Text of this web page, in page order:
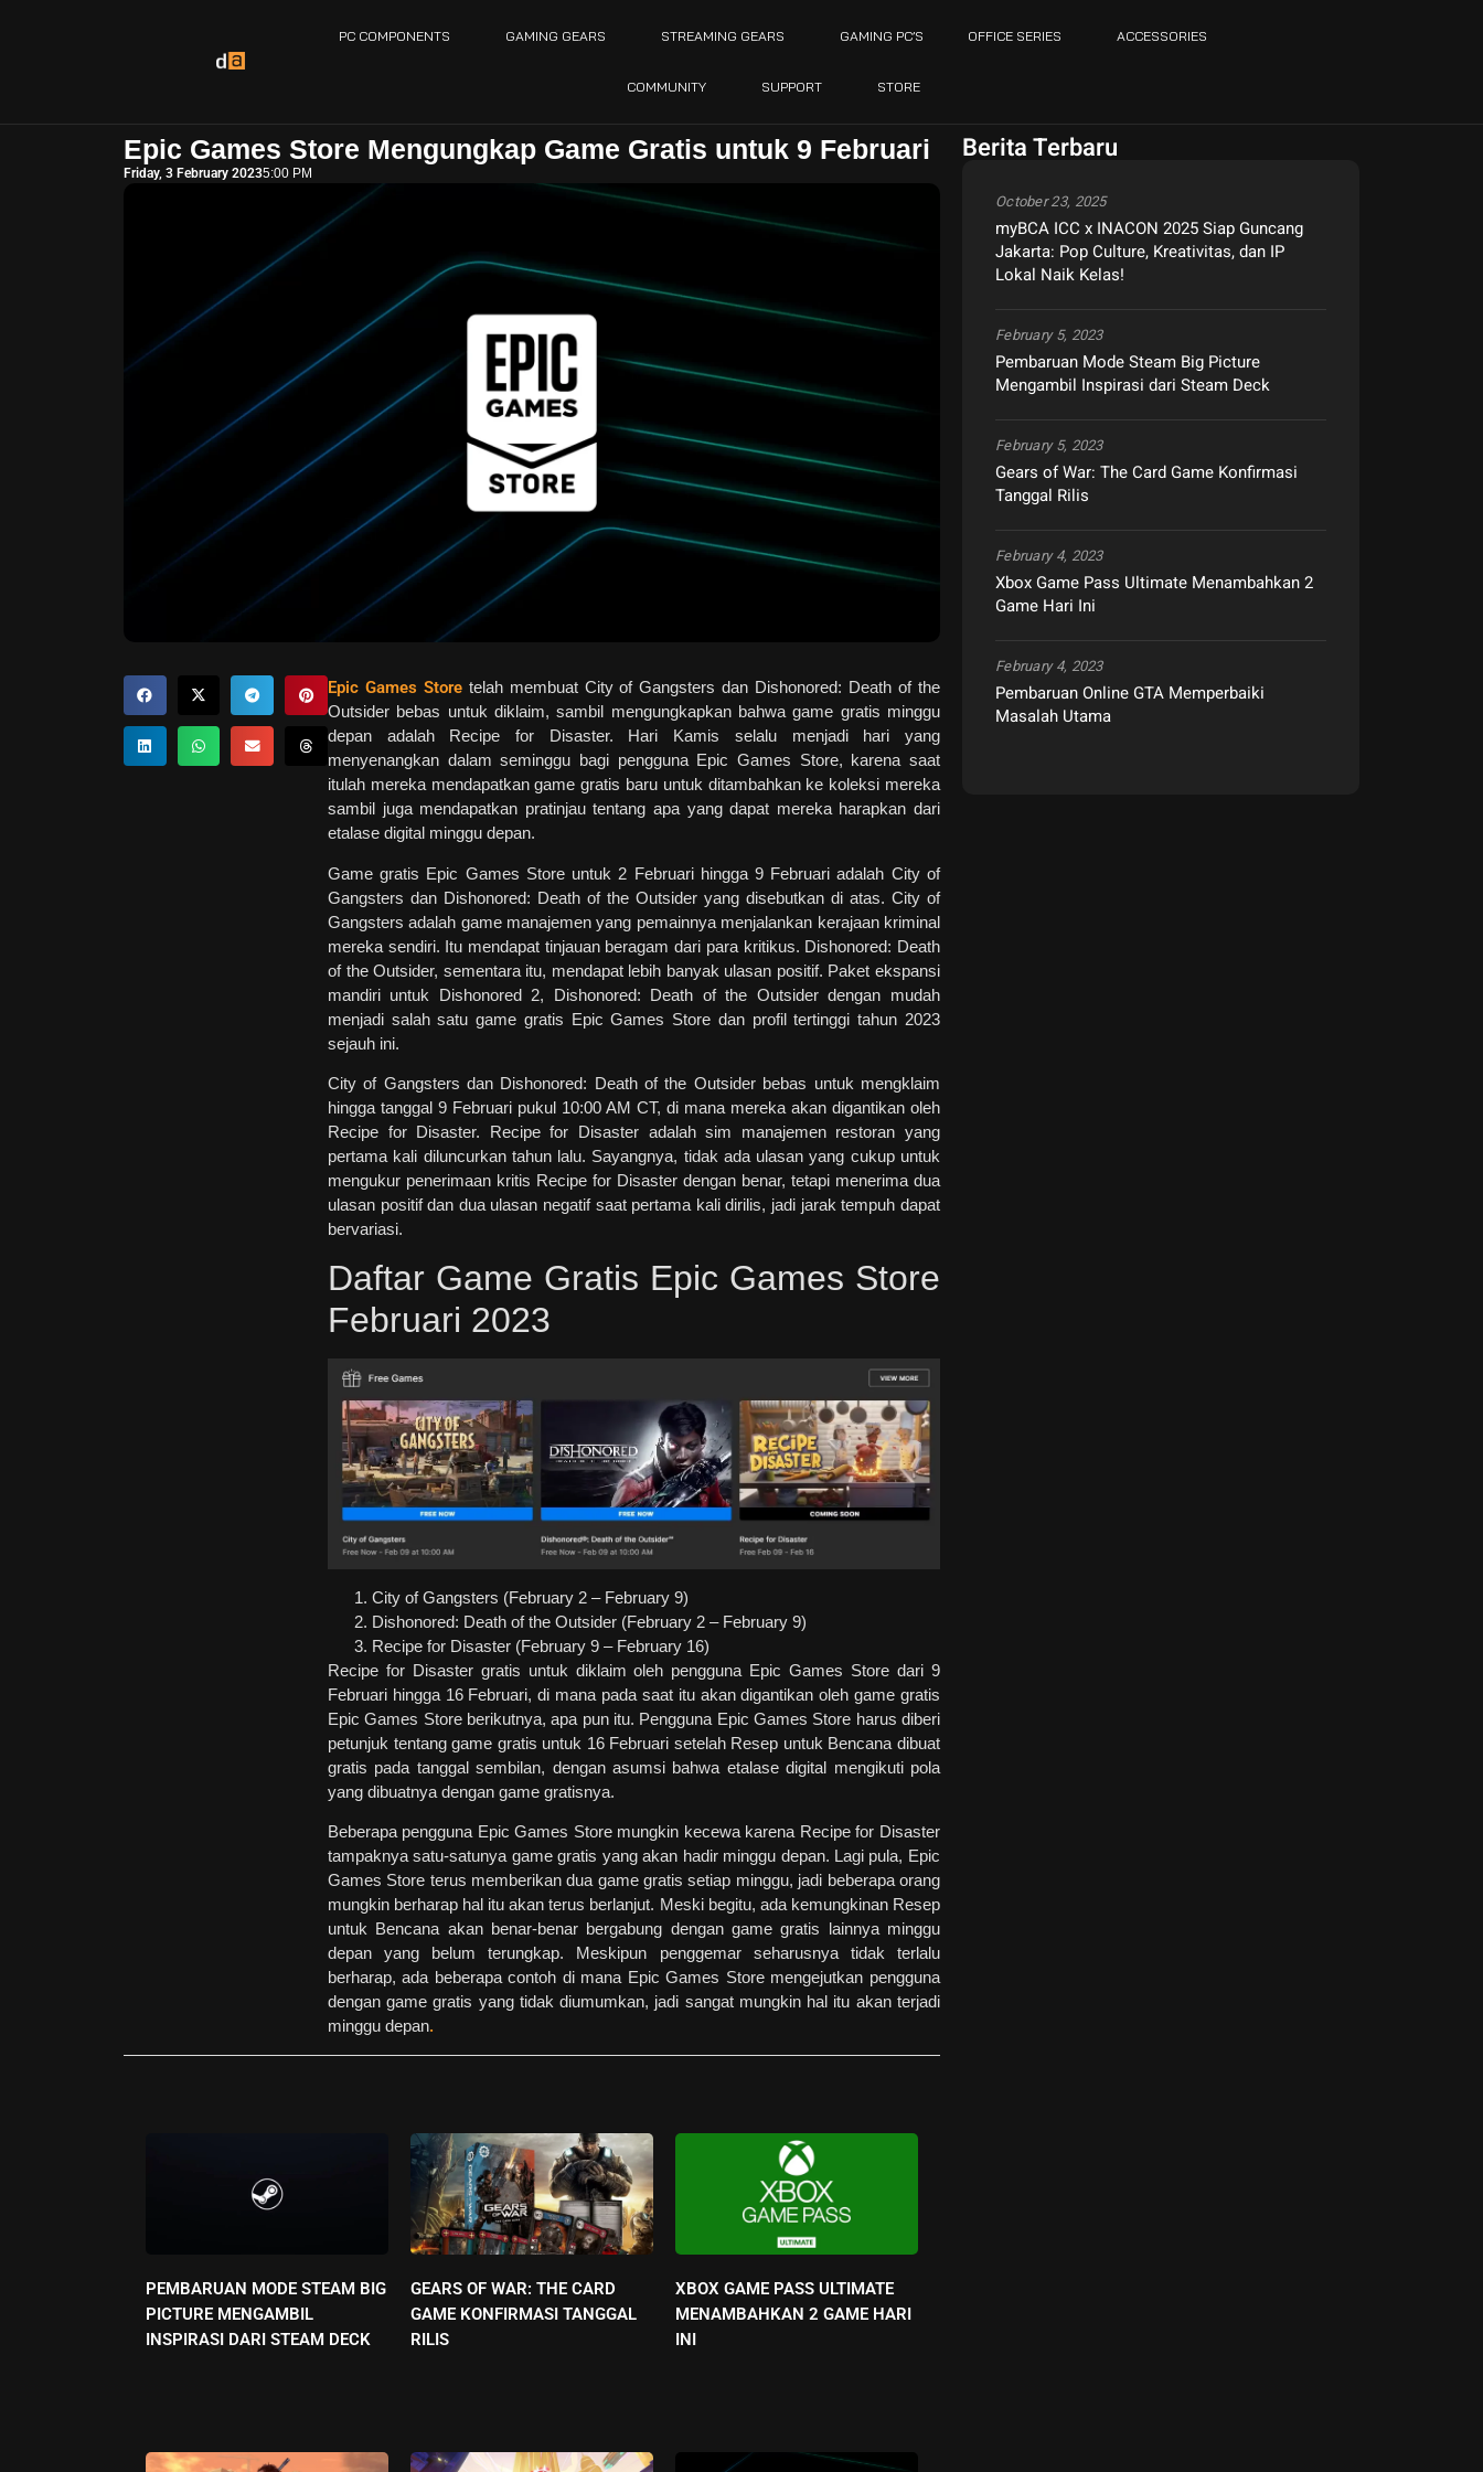
PC COMPONENTS GAMING GEARS STREAMING GEARS GAMING PC’S OFFICE SERIES ACCESSORIES
COMMUNITY SUPPORT STORE
Epic Games Store Mengungkap Game Gratis untuk 9 Februari
Friday, 3 February 20235:00 PM
Epic Games Storetelah membuat City of Gangsters dan Dishonored: Death of the
Outsider bebas untuk diklaim, sambil mengungkapkan bahwa game gratis minggu
depan adalah Recipe for Disaster. Hari Kamis selalu menjadi hari yang
menyenangkan dalam seminggu bagi pengguna Epic Games Store, karena saat
itulah mereka mendapatkan game gratis baru untuk ditambahkan ke koleksi mereka
sambil juga mendapatkan pratinjau tentang apa yang dapat mereka harapkan dari
etalase digital minggu depan.
Game gratis Epic Games Store untuk 2 Februari hingga 9 Februari adalah City of
Gangsters dan Dishonored: Death of the Outsider yang disebutkan di atas. City of
Gangsters adalah game manajemen yang pemainnya menjalankan kerajaan kriminal
mereka sendiri. Itu mendapat tinjauan beragam dari para kritikus. Dishonored: Death
of the Outsider, sementara itu, mendapat lebih banyak ulasan positif. Paket ekspansi
mandiri untuk Dishonored 2, Dishonored: Death of the Outsider dengan mudah
menjadi salah satu game gratis Epic Games Store dan profil tertinggi tahun 2023
sejauh ini.
City of Gangsters dan Dishonored: Death of the Outsider bebas untuk mengklaim
hingga tanggal 9 Februari pukul 10:00 AM CT, di mana mereka akan digantikan oleh
Recipe for Disaster. Recipe for Disaster adalah sim manajemen restoran yang
pertama kali diluncurkan tahun lalu. Sayangnya, tidak ada ulasan yang cukup untuk
mengukur penerimaan kritis Recipe for Disaster dengan benar, tetapi menerima dua
ulasan positif dan dua ulasan negatif saat pertama kali dirilis, jadi jarak tempuh dapat
bervariasi.
Daftar Game Gratis Epic Games Store
Februari 2023
City of Gangsters (February 2 – February 9)
Dishonored: Death of the Outsider (February 2 – February 9)
Recipe for Disaster (February 9 – February 16)
Recipe for Disaster gratis untuk diklaim oleh pengguna Epic Games Store dari 9
Februari hingga 16 Februari, di mana pada saat itu akan digantikan oleh game gratis
Epic Games Store berikutnya, apa pun itu. Pengguna Epic Games Store harus diberi
petunjuk tentang game gratis untuk 16 Februari setelah Resep untuk Bencana dibuat
gratis pada tanggal sembilan, dengan asumsi bahwa etalase digital mengikuti pola
yang dibuatnya dengan game gratisnya.
Beberapa pengguna Epic Games Store mungkin kecewa karena Recipe for Disaster
tampaknya satu-satunya game gratis yang akan hadir minggu depan. Lagi pula, Epic
Games Store terus memberikan dua game gratis setiap minggu, jadi beberapa orang
mungkin berharap hal itu akan terus berlanjut. Meski begitu, ada kemungkinan Resep
untuk Bencana akan benar-benar bergabung dengan game gratis lainnya minggu
depan yang belum terungkap. Meskipun penggemar seharusnya tidak terlalu
berharap, ada beberapa contoh di mana Epic Games Store mengejutkan pengguna
dengan game gratis yang tidak diumumkan, jadi sangat mungkin hal itu akan terjadi
minggu depan.
PEMBARUAN MODE STEAM BIG
PICTURE MENGAMBIL
INSPIRASI DARI STEAM DECK
GEARS OF WAR: THE CARD
GAME KONFIRMASI TANGGAL
RILIS
XBOX GAME PASS ULTIMATE
MENAMBAHKAN 2 GAME HARI
INI
Berita Terbaru
myBCA ICC x INACON 2025 Siap Guncang
Jakarta: Pop Culture, Kreativitas, dan IP
Lokal Naik Kelas!
October 23, 2025
Pembaruan Mode Steam Big Picture
Mengambil Inspirasi dari Steam Deck
February 5, 2023
Gears of War: The Card Game Konfirmasi
Tanggal Rilis
February 5, 2023
Xbox Game Pass Ultimate Menambahkan 2
Game Hari Ini
February 4, 2023
Pembaruan Online GTA Memperbaiki
Masalah Utama
February 4, 2023